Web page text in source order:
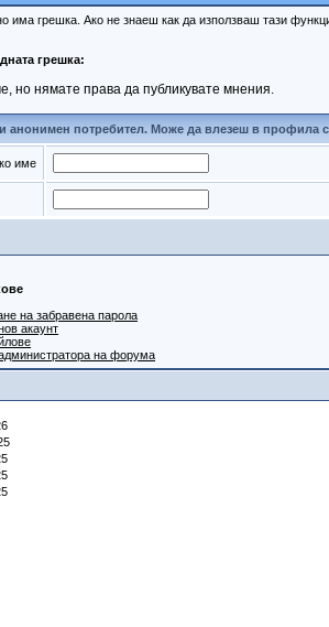
има грешка. Ако не знаеш как да използваш тази
грешка:
но нямате права да публикувате мнения.
анонимен потребител. Може да влезеш в профила
име
на забравена парола
акаунт
на форума